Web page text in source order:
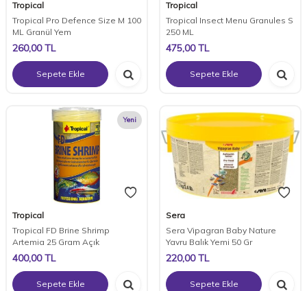
Tropical
Tropical Pro Defence Size M 100
ML Granül Yem
260,00TL
Sepete Ekle
Tropical
Tropical Insect Menu Granules S
250 ML
475,00TL
Sepete Ekle
Yeni
Tropical
Tropical FD Brine Shrimp
Artemia 25 Gram Açık
400,00TL
Sepete Ekle
Sera
Sera Vipagran Baby Nature
Yavru Balık Yemi 50 Gr
220,00TL
Sepete Ekle